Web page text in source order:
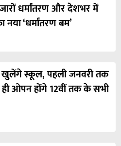
धर्मांतरण और देशभर में
नया ‘धर्मांतरण बम’
खुलेंगे स्कूल, पहली जनवरी तक
ही ओपन होंगे 12वीं तक के सभी